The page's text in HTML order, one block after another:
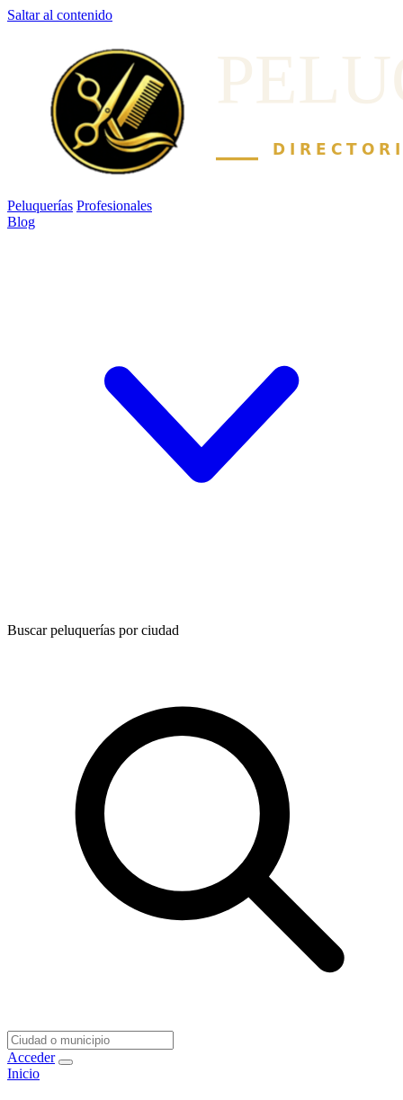
Saltar al contenido
Peluquerías Profesionales
Blog
Buscar peluquerías por ciudad
Acceder
Inicio